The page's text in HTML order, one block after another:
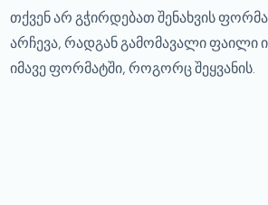
თქვენ არ გჭირდებათ შენახვის
არჩევა, რადგან გამომავალი ფაილი
იმავე ფორმატში, როგორც შეყვანის.